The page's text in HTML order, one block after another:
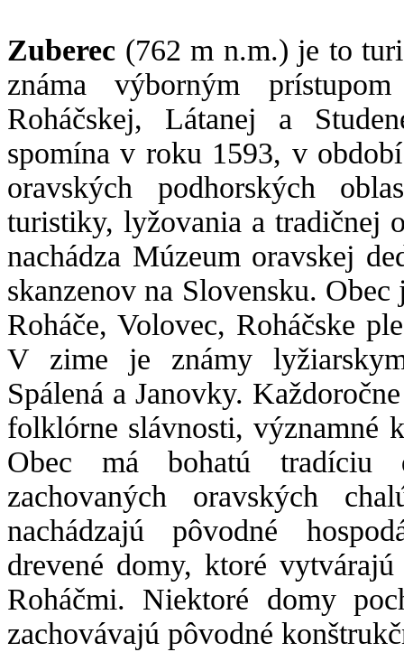
Zuberec (762 m n.m.) je to
známa výborným
Roháčskej, Látanej a
spomína v roku 1593, v
oravských podhorských
turistiky, lyžovania a tradičnej
nachádza Múzeum oravskej
skanzenov na Slovensku.
Roháče, Volovec, Roháčske
V zime je známy
Spálená a Janovky.
folklórne slávnosti, významné
Obec má bohatú tradíciu
zachovaných oravských
nachádzajú pôvodné
drevené domy, ktoré
Roháčmi. Niektoré domy
zachovávajú pôvodné